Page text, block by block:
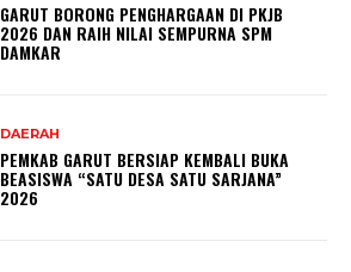
GARUT BORONG PENGHARGAAN DI PKJB
2026 DAN RAIH NILAI SEMPURNA SPM
DAMKAR
DAERAH
PEMKAB GARUT BERSIAP KEMBALI BUKA
BEASISWA “SATU DESA SATU SARJANA”
2026